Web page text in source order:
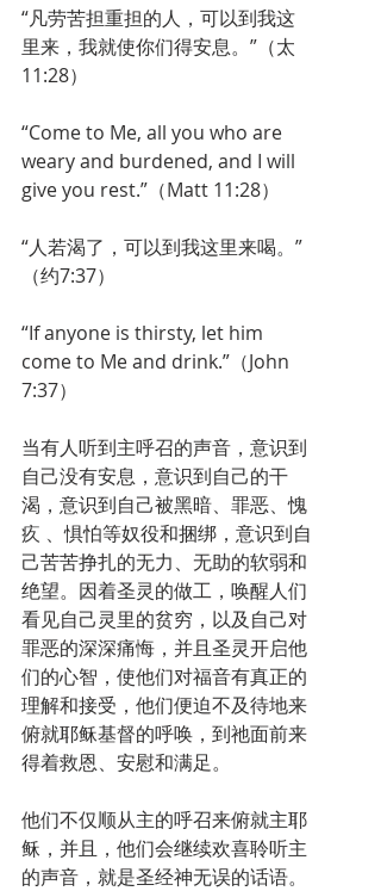
“凡劳苦担重担的人，可以到我这
里来，我就使你们得安息。”（太
11:28）
“Come to Me, all you who are
weary and burdened, and I will
give you rest.”（Matt 11:28）
“人若渴了，可以到我这里来喝。”
（约7:37）
“If anyone is thirsty, let him
come to Me and drink.”（John
7:37）
当有人听到主呼召的声音，意识到
自己没有安息，意识到自己的干
渴，意识到自己被黑暗、罪恶、愧
疚 、惧怕等奴役和捆绑，意识到自
己苦苦挣扎的无力、无助的软弱和
绝望。因着圣灵的做工，唤醒人们
看见自己灵里的贫穷，以及自己对
罪恶的深深痛悔，并且圣灵开启他
们的心智，使他们对福音有真正的
理解和接受，他们便迫不及待地来
俯就耶稣基督的呼唤，到祂面前来
得着救恩、安慰和满足。
他们不仅顺从主的呼召来俯就主耶
稣，并且，他们会继续欢喜聆听主
的声音，就是圣经神无误的话语。